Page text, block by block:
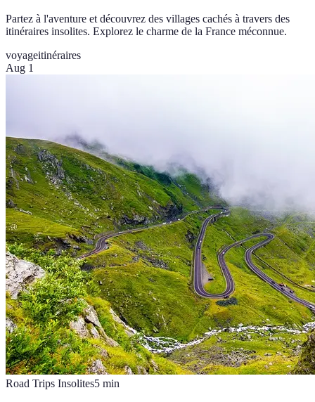
Partez à l'aventure et découvrez des villages cachés à travers des
itinéraires insolites. Explorez le charme de la France méconnue.
voyageitinéraires
Aug 1
Road Trips Insolites5 min